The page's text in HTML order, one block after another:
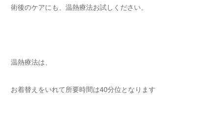
術後のケアにも、温熱療法お試しください。⁡
温熱療法は、⁡
お着替えをいれて所要時間は40分位となります⁡⁡⁡⁡⁡⁡